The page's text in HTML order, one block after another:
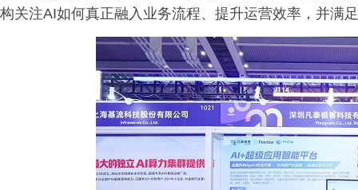
构关注AI如何真正融入业务流程、提升运营效率，并满